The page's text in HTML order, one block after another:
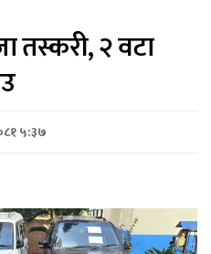
तस्करी, २ वटा
५:३७